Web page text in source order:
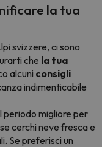
la tua
svizzere, ci sono
che la tua
alcuni consigli
indimenticabile
periodo migliore per
cerchi neve fresca e
Se preferisci un